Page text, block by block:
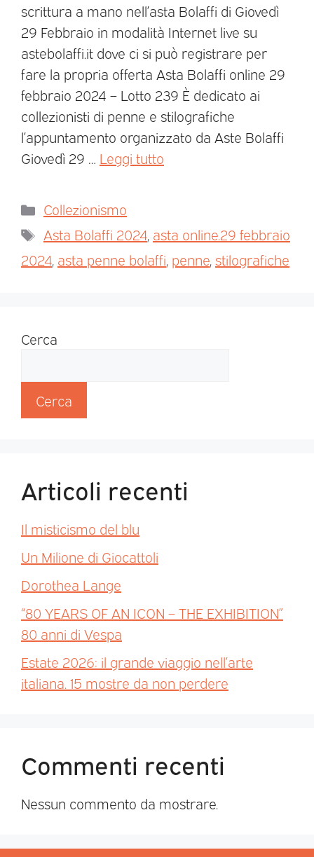
scrittura a mano nell’asta Bolaffi di Giovedì
29 Febbraio in modalità Internet live su
astebolaffi.it dove ci si può registrare per
fare la propria offerta Asta Bolaffi online 29
febbraio 2024 – Lotto 239 È dedicato ai
collezionisti di penne e stilografiche
l’appuntamento organizzato da Aste Bolaffi
Giovedì 29 … Leggi tutto
Collezionismo
Asta Bolaffi 2024, asta online.29 febbraio
2024, asta penne bolaffi, penne,stilografiche
Cerca
Cerca
Articoli recenti
Il misticismo del blu
Un Milione di Giocattoli
Dorothea Lange
“80 YEARS OF AN ICON – THE EXHIBITION”
80 anni di Vespa
Estate 2026: il grande viaggio nell’arte
italiana. 15 mostre da non perdere
Commenti recenti
Nessun commento da mostrare.